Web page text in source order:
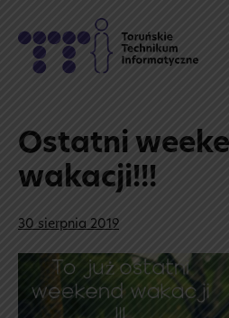
content
Ostatni
wakacji!!!
30 sierpnia 2019